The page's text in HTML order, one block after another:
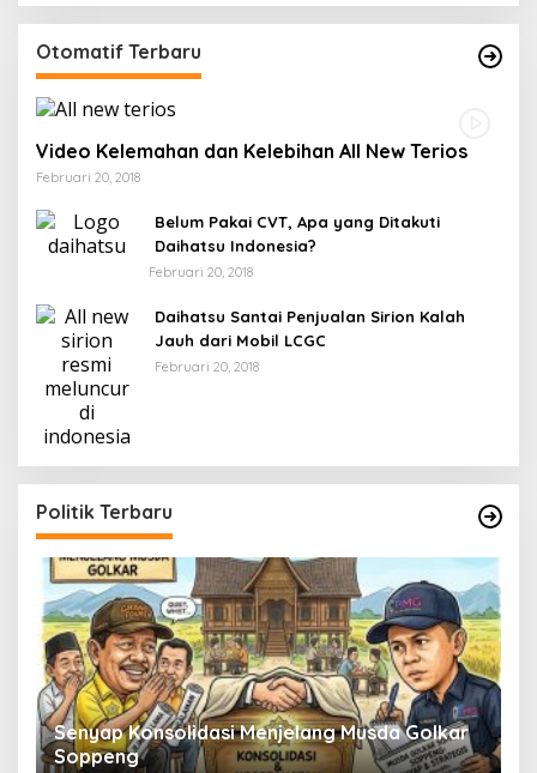
Otomatif Terbaru
Video Kelemahan dan Kelebihan All New Terios
Februari 20, 2018
Belum Pakai CVT, Apa yang Ditakuti
Daihatsu Indonesia?
Februari 20, 2018
Daihatsu Santai Penjualan Sirion Kalah
Jauh dari Mobil LCGC
Februari 20, 2018
Politik Terbaru
Senyap Konsolidasi Menjelang Musda Golkar
Soppeng